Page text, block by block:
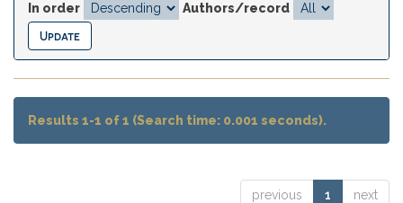
In order
Authors/record
Results 1-1 of 1 (Search time: 0.001 seconds).
previous 1 next